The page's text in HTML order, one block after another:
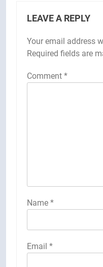
LEAVE A REPLY
Your email address
Required fields are
Comment *
Name *
Email *